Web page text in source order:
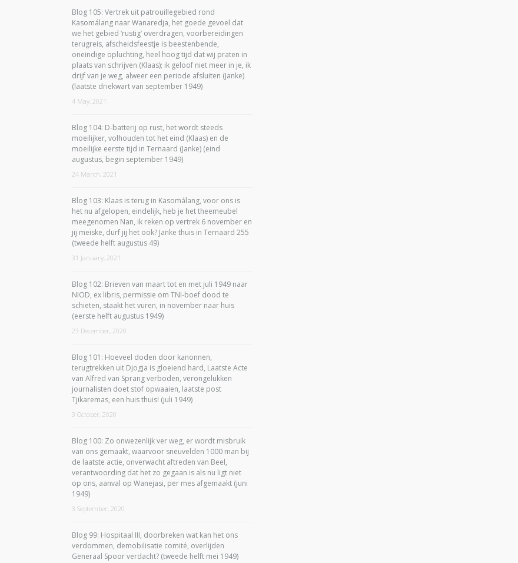
Blog 105: Vertrek uit patrouillegebied rond
Kasomálang naar Wanaredja, het goede gevoel dat
we het gebied ‘rustig’ overdragen, voorbereidingen
terugreis, afscheidsfeestje is beestenbende,
oneindige opluchting, heel hoog tijd dat wij praten in
plaats van schrijven (Klaas); ik geloof niet meer in je, ik
drijf van je weg, alweer een periode afsluiten (Janke)
(laatste driekwart van september 1949)
4 May, 2021
Blog 104: D-batterij op rust, het wordt steeds
moeilijker, volhouden tot het eind (Klaas) en de
moeilijke eerste tijd in Ternaard (Janke) (eind
augustus, begin september 1949)
24 March, 2021
Blog 103: Klaas is terug in Kasomálang, voor ons is
het nu afgelopen, eindelijk, heb je het theemeubel
meegenomen Nan, ik reken op vertrek 6 november en
jij meiske, durf jij het ook? Janke thuis in Ternaard 255
(tweede helft augustus 49)
31 January, 2021
Blog 102: Brieven van maart tot en met juli 1949 naar
NIOD, ex libris, permissie om TNI-boef dood te
schieten, staakt het vuren, in november naar huis
(eerste helft augustus 1949)
23 December, 2020
Blog 101: Hoeveel doden door kanonnen,
terugtrekken uit Djogja is gloeiend hard, Laatste Acte
van Alfred van Sprang verboden, verongelukken
journalisten doet stof opwaaien, laatste post
Tjikaremas, een huis thuis! (juli 1949)
3 October, 2020
Blog 100: Zo onwezenlijk ver weg, er wordt misbruik
van ons gemaakt, waarvoor sneuvelden 1000 man bij
de laatste actie, onverwacht aftreden van Beel,
verantwoording dat het zo gegaan is als nu ligt niet
op ons, aanval op Wanejasi, per mes afgemaakt (juni
1949)
3 September, 2020
Blog 99: Hospitaal III, doorbreken wat kan het ons
verdommen, demobilisatie comité, overlijden
Generaal Spoor verdacht? (tweede helft mei 1949)